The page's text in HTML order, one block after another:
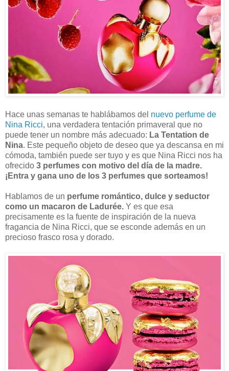
Hace unas semanas te hablábamos del nuevo perfume de
Nina Ricci, una verdadera tentación primaveral que no
puede tener un nombre más adecuado: La Tentation de
Nina. Este pequeño objeto de deseo que ya descansa en mi
cómoda, también puede ser tuyo y es que Nina Ricci nos ha
ofrecido 3 perfumes con motivo del día de la madre.
¡Entra y gana uno de los 3 perfumes que sorteamos!
Hablamos de un perfume romántico, dulce y seductor
como un macaron de Ladurée. Y es que esa
precisamente es la fuente de inspiración de la nueva
fragancia de Nina Ricci, que se esconde además en un
precioso frasco rosa y dorado.